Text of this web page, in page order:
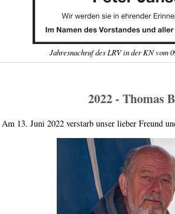
Jahresnachruf des LRV in der KN vom
2022 - Thomas
Am 13. Juni 2022 verstarb unser lieber Freund